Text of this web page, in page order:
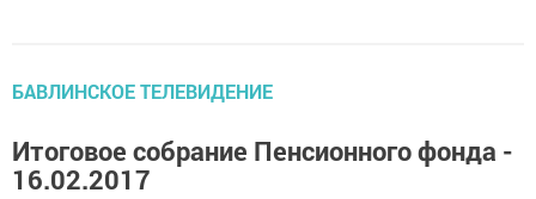
БАВЛИНСКОЕ ТЕЛЕВИДЕНИЕ
Итоговое собрание Пенсионного фонда -
16.02.2017